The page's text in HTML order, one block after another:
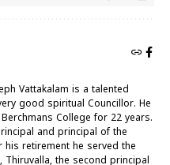
Vattakalam is a talented
good spiritual Councillor. He
College for 22 years.
and principal of the
his retirement he served the
the second principal